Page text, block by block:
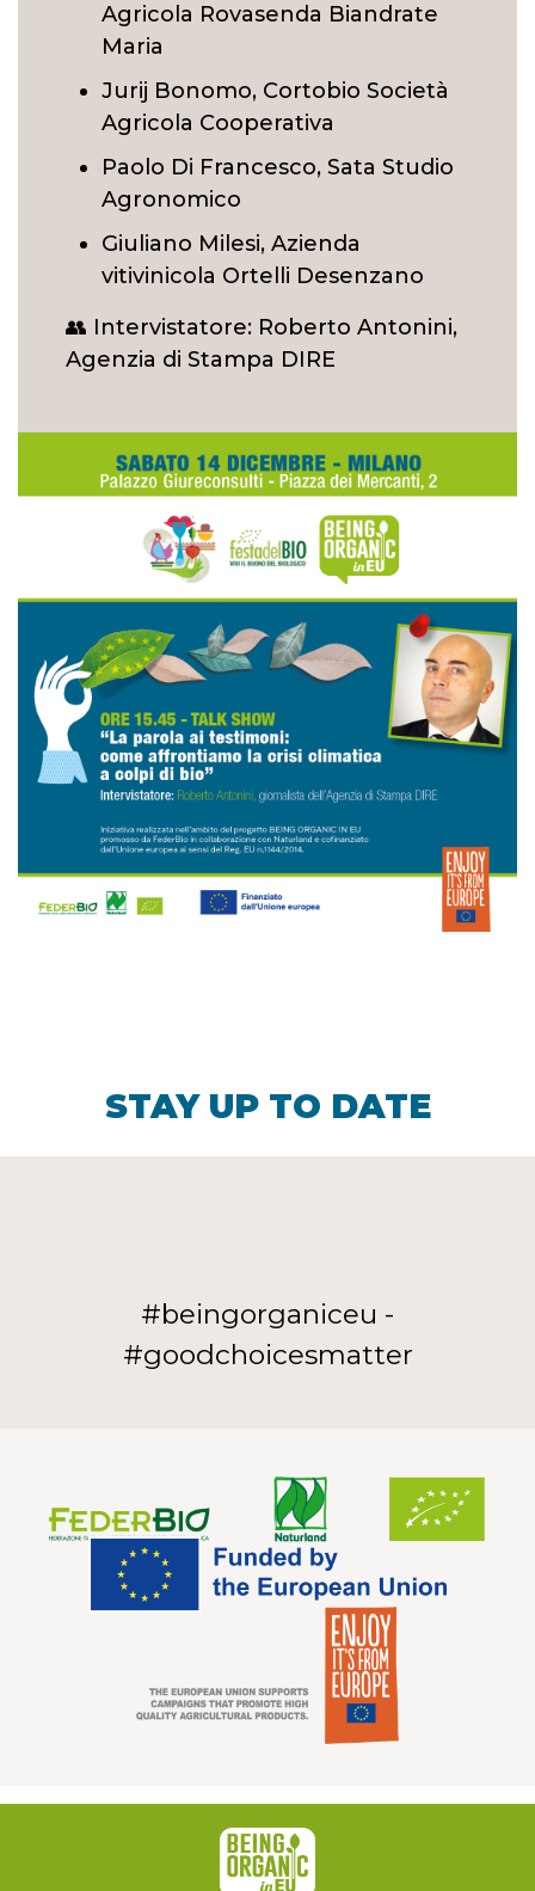
Agricola Rovasenda Biandrate
Maria
Jurij Bonomo, Cortobio Società
Agricola Cooperativa
Paolo Di Francesco, Sata Studio
Agronomico
Giuliano Milesi, Azienda
vitivinicola Ortelli Desenzano
👥 Intervistatore: Roberto Antonini,
Agenzia di Stampa DIRE
STAY UP TO DATE
#beingorganiceu -
#goodchoicesmatter